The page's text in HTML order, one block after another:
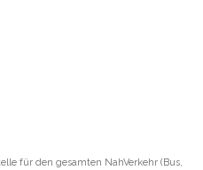
für den gesamten NahVerkehr (Bus,